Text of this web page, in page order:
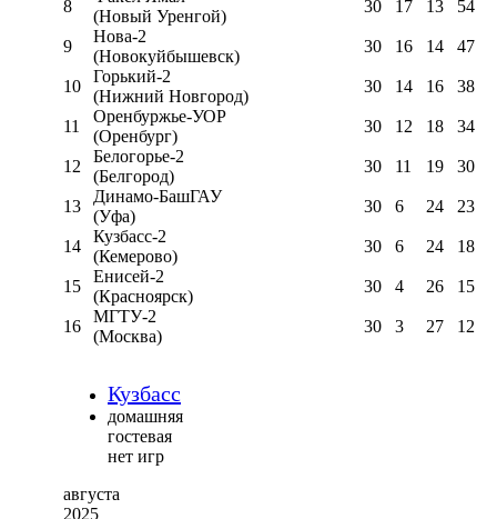
8
(Новый Уренгой)
30 17 13 54
9
Нова-2
(Новокуйбышевск)
30 16 14 47
10
Горький-2
(Нижний Новгород)
30 14 16 38
11
Оренбуржье-УОР
(Оренбург)
30 12 18 34
12
Белогорье-2
(Белгород)
30 11 19 30
13
Динамо-БашГАУ
(Уфа)
30 6 24 23
14
Кузбасс-2
(Кемерово)
30 6 24 18
15
Енисей-2
(Красноярск)
30 4 26 15
16
МГТУ-2
(Москва)
30 3 27 12
Кузбасс
домашняя
гостевая
нет игр
августа
2025